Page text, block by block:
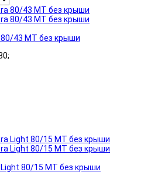
80/43 МТ без крыши
80/15 МТ без крыши